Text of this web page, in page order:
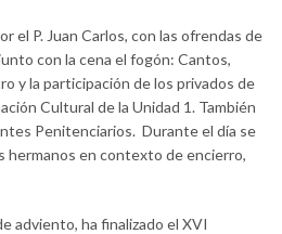
el P. Juan Carlos, con las ofrendas de
con la cena el fogón: Cantos,
y la participación de los privados de
Cultural de la Unidad 1. También
Penitenciarios. Durante el día se
hermanos en contexto de encierro,
adviento, ha finalizado el XVI